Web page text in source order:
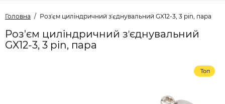
Головна Роз'єм циліндричний зʼєднувальний GX12-3, 3 pin, пара
Роз'єм циліндричний зʼєднувальний
GX12-3, 3 pin, пара
Топ